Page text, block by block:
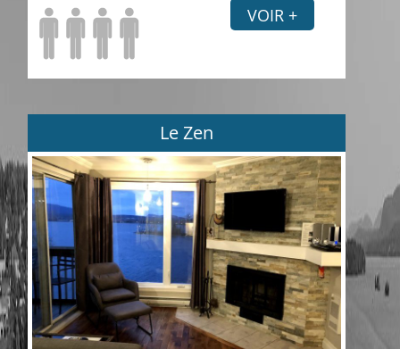
VOIR +
Le Zen